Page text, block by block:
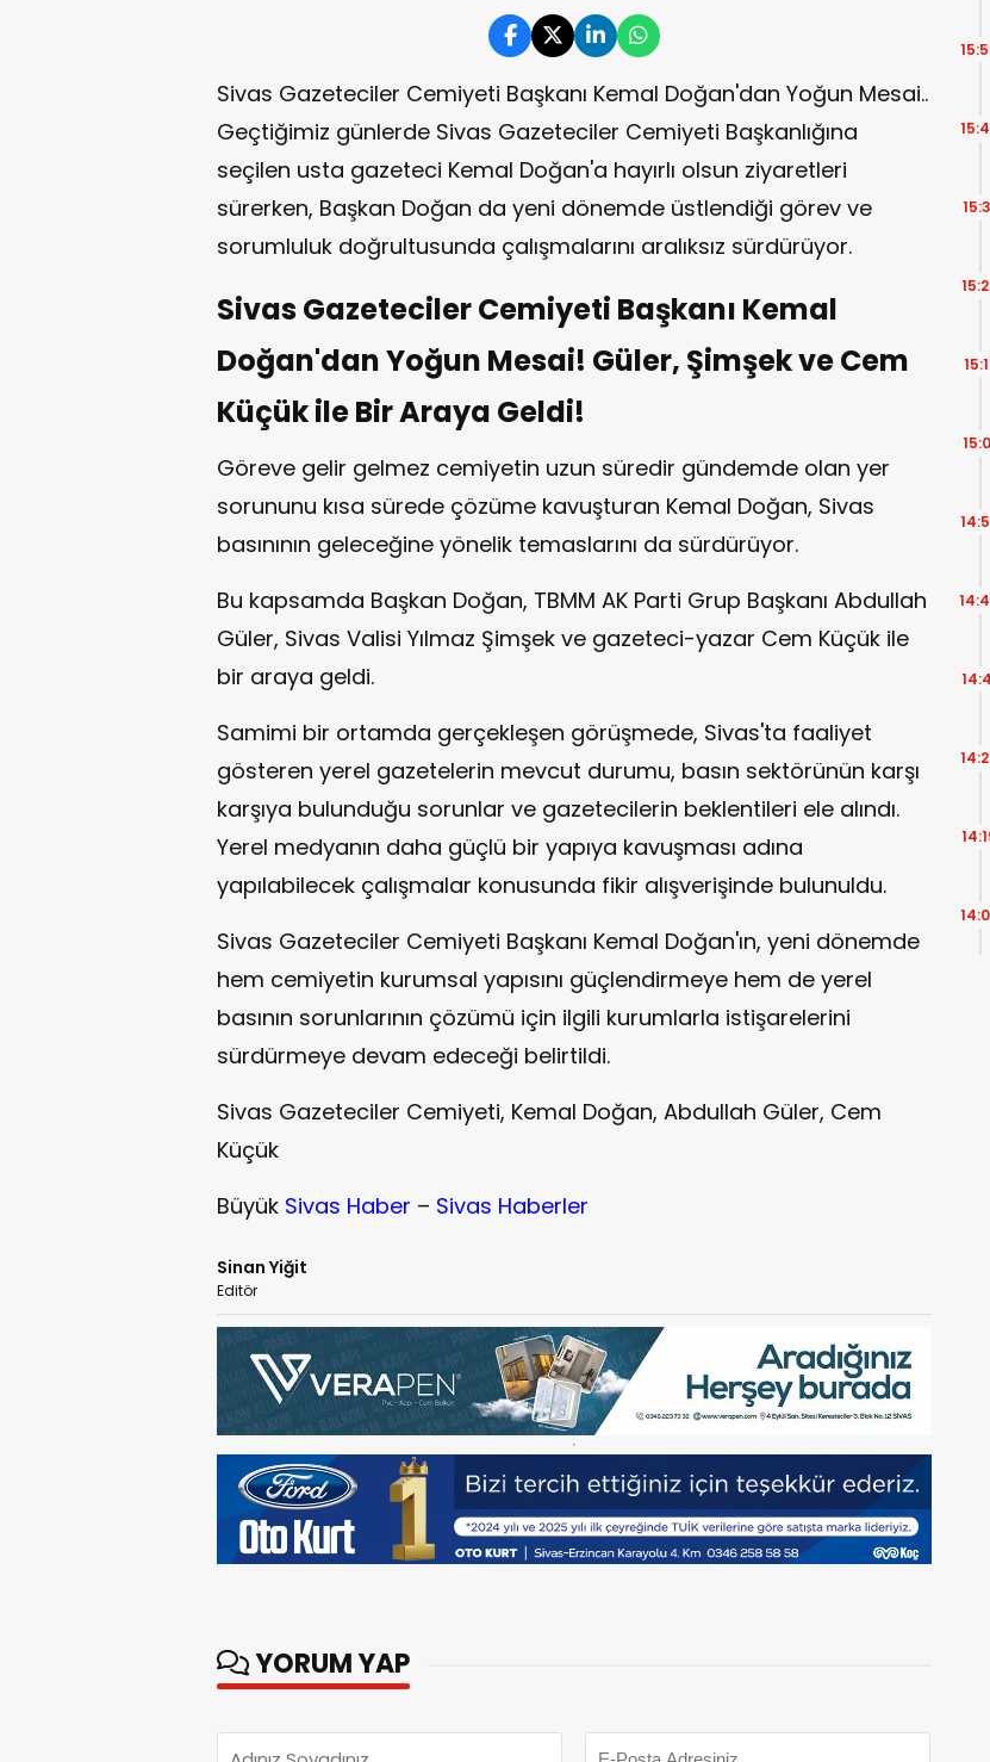
Sivas Gazeteciler Cemiyeti Başkanı Kemal Doğan'dan Yoğun Mesai..
Geçtiğimiz günlerde Sivas Gazeteciler Cemiyeti Başkanlığına
seçilen usta gazeteci Kemal Doğan'a hayırlı olsun ziyaretleri
sürerken, Başkan Doğan da yeni dönemde üstlendiği görev ve
sorumluluk doğrultusunda çalışmalarını aralıksız sürdürüyor.
Sivas Gazeteciler Cemiyeti Başkanı Kemal
Doğan'dan Yoğun Mesai! Güler, Şimşek ve Cem
Küçük ile Bir Araya Geldi!
Göreve gelir gelmez cemiyetin uzun süredir gündemde olan yer
sorununu kısa sürede çözüme kavuşturan Kemal Doğan, Sivas
basınının geleceğine yönelik temaslarını da sürdürüyor.
Bu kapsamda Başkan Doğan, TBMM AK Parti Grup Başkanı Abdullah
Güler, Sivas Valisi Yılmaz Şimşek ve gazeteci-yazar Cem Küçük ile
bir araya geldi.
Samimi bir ortamda gerçekleşen görüşmede, Sivas'ta faaliyet
gösteren yerel gazetelerin mevcut durumu, basın sektörünün karşı
karşıya bulunduğu sorunlar ve gazetecilerin beklentileri ele alındı.
Yerel medyanın daha güçlü bir yapıya kavuşması adına
yapılabilecek çalışmalar konusunda fikir alışverişinde bulunuldu.
Sivas Gazeteciler Cemiyeti Başkanı Kemal Doğan'ın, yeni dönemde
hem cemiyetin kurumsal yapısını güçlendirmeye hem de yerel
basının sorunlarının çözümü için ilgili kurumlarla istişarelerini
sürdürmeye devam edeceği belirtildi.
Sivas Gazeteciler Cemiyeti, Kemal Doğan, Abdullah Güler, Cem
Küçük
Büyük Sivas Haber – Sivas Haberler
Sinan Yiğit
Editör
YORUM YAP